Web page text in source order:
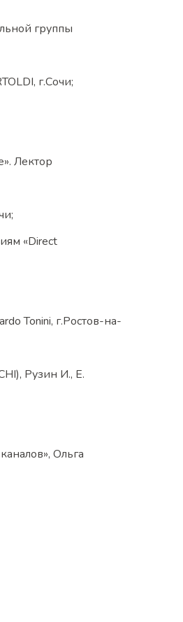
группы
г.Сочи;
Лектор
«Direct
Tonini, г.Ростов-на-
Рузин И., Е.
Ольга